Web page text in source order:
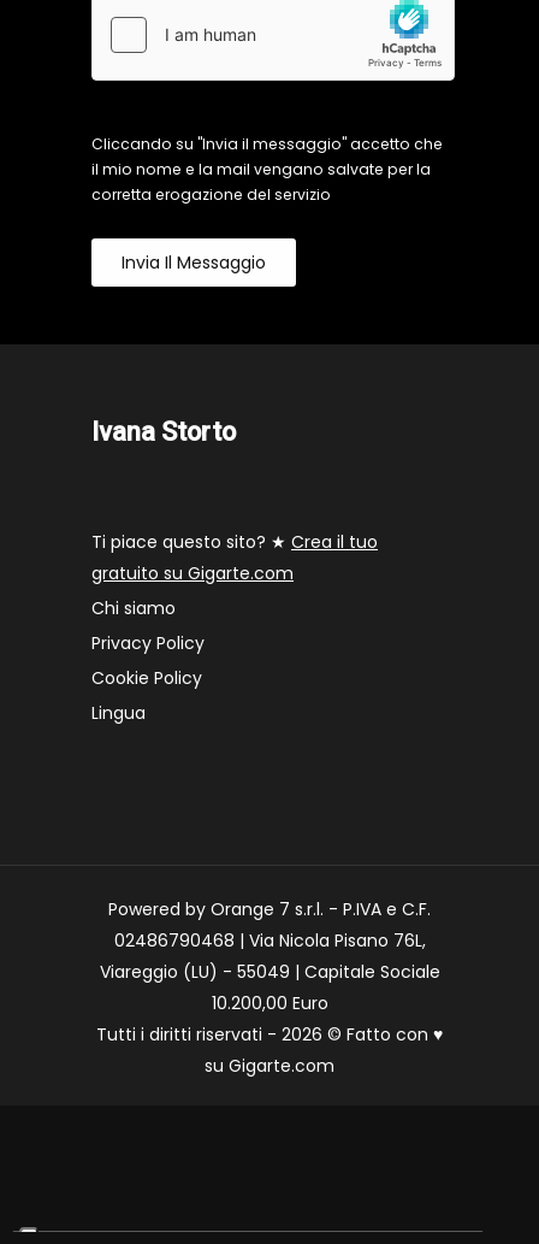
Cliccando su "Invia il messaggio" accetto che
il mio nome e la mail vengano salvate per la
corretta erogazione del servizio
Invia Il Messaggio
Ivana Storto
Ti piace questo sito? ★ Crea il tuo
gratuito su Gigarte.com
Chi siamo
Privacy Policy
Cookie Policy
Lingua
Powered by Orange 7 s.r.l. - P.IVA e C.F.
02486790468 | Via Nicola Pisano 76L,
Viareggio (LU) - 55049 | Capitale Sociale
10.200,00 Euro
Tutti i diritti riservati - 2026 © Fatto con ♥
su Gigarte.com